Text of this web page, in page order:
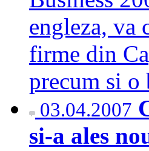
engleza, va
firme din
precum si
03.04.2007
si-a ales